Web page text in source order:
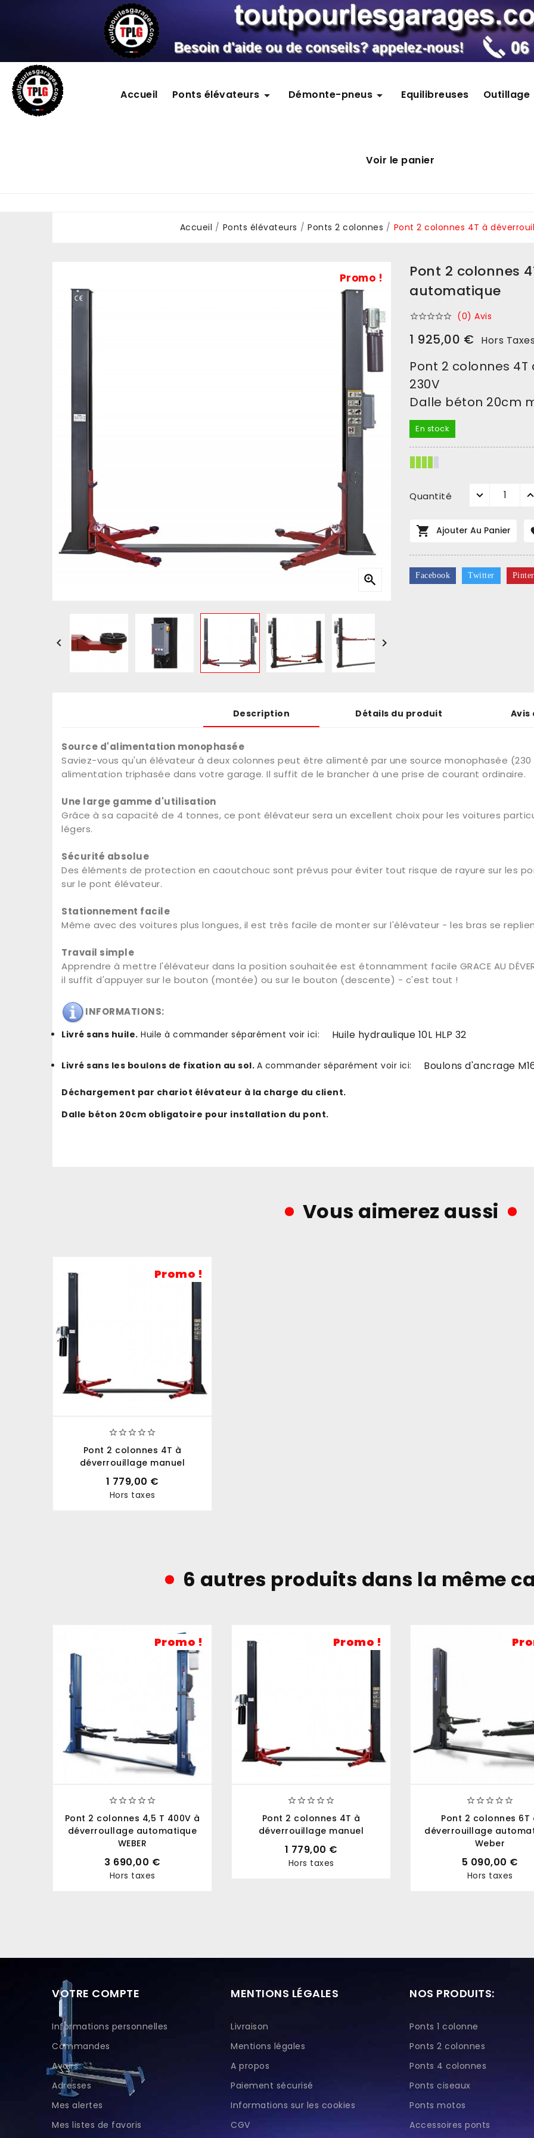
Accueil Ponts élévateurs  Démonte-pneus  Equilibreuses Outillage
Voir le panier
Accueil Ponts élévateurs Ponts 2 colonnes Pont 2 colonnes 4T à
Promo !

 
Pont 2 colonnes
automatique
 (0) Avis
1 925,00 € Hors
Pont 2 colonnes
230V
Dalle béton 20cm
En stock
Quantité
 Ajouter Au Panier
Facebook Twitter
Description Détails du produit Avis
Source d'alimentation monophasée
Saviez-vous qu'un élévateur à deux colonnes peut être alimenté par une source monophasée
alimentation triphasée dans votre garage. Il suffit de le brancher à une prise de courant ordinaire.
Une large gamme d'utilisation
Grâce à sa capacité de 4 tonnes, ce pont élévateur sera un excellent choix pour les voitures
légers.
Sécurité absolue
Des éléments de protection en caoutchouc sont prévus pour éviter tout risque de rayure sur les
sur le pont élévateur.
Stationnement facile
Même avec des voitures plus longues, il est très facile de monter sur l'élévateur - les bras se
Travail simple
Apprendre à mettre l'élévateur dans la position souhaitée est étonnamment facile GRACE AU
il suffit d'appuyer sur le bouton (montée) ou sur le bouton (descente) - c'est tout !
INFORMATIONS:
Livré sans huile. Huile à commander séparément voir ici: Huile hydraulique 10L HLP 32
Livré sans les boulons de fixation au sol. A commander séparément voir ici: Boulons d'ancrage
Déchargement par chariot élévateur à la charge du client.
Dalle béton 20cm obligatoire pour installation du pont.
Vous aimerez aussi
Promo !

Pont 2 colonnes 4T à
déverrouillage manuel
1 779,00 €
Hors taxes
6 autres produits dans la même
Promo !

Pont 2 colonnes 4,5 T 400V à
déverroullage automatique
WEBER
3 690,00 €
Hors taxes
Promo !

Pont 2 colonnes 4T à
déverrouillage manuel
1 779,00 €
Hors taxes

Pont 2 colonnes 6T
déverrouillage
Weber
5 090,00 €
Hors taxes
VOTRE COMPTE
Informations personnelles
Commandes
Avoirs
Adresses
Mes alertes
Mes listes de favoris
MENTIONS LÉGALES
Livraison
Mentions légales
A propos
Paiement sécurisé
Informations sur les cookies
CGV
NOS PRODUITS:
Ponts 1 colonne
Ponts 2 colonnes
Ponts 4 colonnes
Ponts ciseaux
Ponts motos
Accessoires ponts